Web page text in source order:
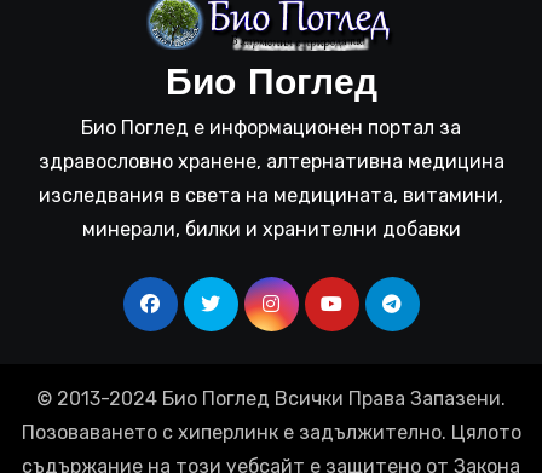
Био Поглед
Био Поглед е информационен портал за
здравословно хранене, алтернативна медицина
изследвания в света на медицината, витамини,
минерали, билки и хранителни добавки
© 2013-2024 Био Поглед Всички Права Запазени.
Позоваването с хиперлинк е задължително. Цялото
съдържание на този уебсайт е защитено от Закона